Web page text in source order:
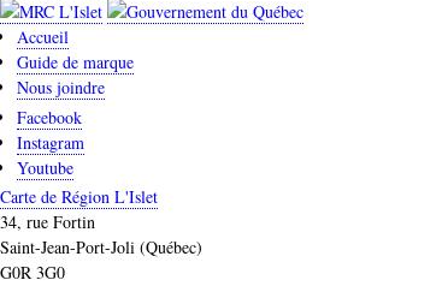
Accueil
Guide de marque
Nous joindre
Facebook
Instagram
Youtube
Carte de Région L'Islet
34, rue Fortin
Saint-Jean-Port-Joli (Québec)
G0R 3G0